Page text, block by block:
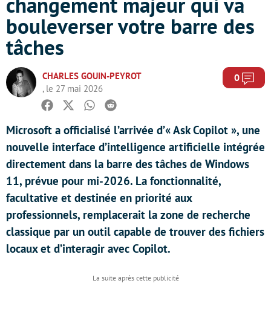
bouleverser votre barre des
tâches
CHARLES GOUIN-PEYROT
, le 27 mai 2026
0
Facebook
TwitterWhatsapp
Reddit
Microsoft a officialisé l’arrivée d’« Ask Copilot », une
nouvelle interface d’intelligence artificielle intégrée
directement dans la barre des tâches de Windows
11, prévue pour mi-2026. La fonctionnalité,
facultative et destinée en priorité aux
professionnels, remplacerait la zone de recherche
classique par un outil capable de trouver des fichiers
locaux et d’interagir avec Copilot.